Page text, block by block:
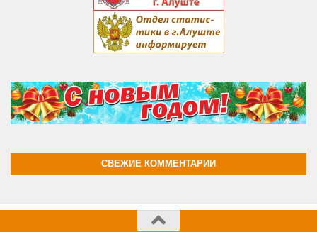
СВЕЖИЕ КОММЕНТАРИИ